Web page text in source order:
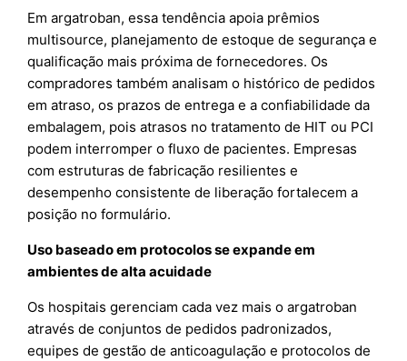
Em argatroban, essa tendência apoia prêmios
multisource, planejamento de estoque de segurança e
qualificação mais próxima de fornecedores. Os
compradores também analisam o histórico de pedidos
em atraso, os prazos de entrega e a confiabilidade da
embalagem, pois atrasos no tratamento de HIT ou PCI
podem interromper o fluxo de pacientes. Empresas
com estruturas de fabricação resilientes e
desempenho consistente de liberação fortalecem a
posição no formulário.
Uso baseado em protocolos se expande em
ambientes de alta acuidade
Os hospitais gerenciam cada vez mais o argatroban
através de conjuntos de pedidos padronizados,
equipes de gestão de anticoagulação e protocolos de